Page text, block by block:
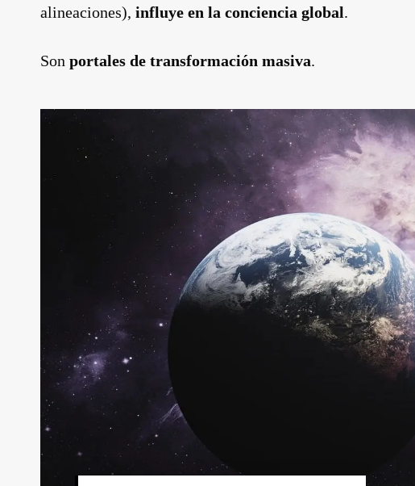
alineaciones), influye en la conciencia global.
Son portales de transformación masiva.